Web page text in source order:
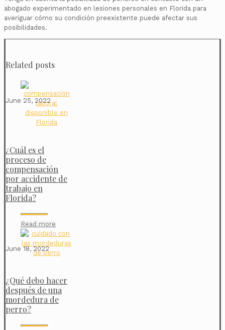
abogado experimentado en lesiones personales en Florida para
averiguar cómo su condición preexistente puede afectar sus
posibilidades.
Related posts
June 25, 2022
¿Cuál es el
proceso de
compensación
por accidente de
trabajo en
Florida?
Read more
June 18, 2022
¿Qué debo hacer
después de una
mordedura de
perro?